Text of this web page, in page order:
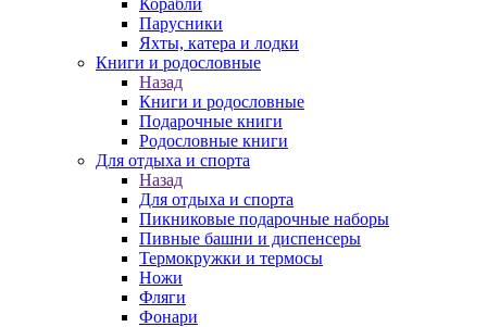
Корабли
Парусники
Яхты, катера и лодки
Книги и родословные
Назад
Книги и родословные
Подарочные книги
Родословные книги
Для отдыха и спорта
Назад
Для отдыха и спорта
Пикниковые подарочные наборы
Пивные башни и диспенсеры
Термокружки и термосы
Ножи
Фляги
Фонари